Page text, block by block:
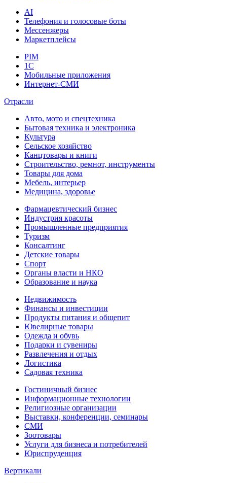
AI
Телефония и голосовые боты
Мессенжеры
Маркетплейсы
PIM
1C
Мобильные приложения
Интернет-СМИ
Отрасли
Авто, мото и спецтехника
Бытовая техника и электроника
Культура
Сельское хозяйство
Канцтовары и книги
Строительство, ремнот, инструменты
Товары для дома
Мебель, интерьер
Медицина, здоровье
Фармацевтический бизнес
Индустрия красоты
Промышленные предприятия
Туризм
Консалтинг
Детские товары
Спорт
Органы власти и НКО
Образование и наука
Недвижимость
Финансы и инвестиции
Продукты питания и общепит
Ювелирные товары
Одежда и обувь
Подарки и сувениры
Развлечения и отдых
Логистика
Садовая техника
Гостиничный бизнес
Информационные технологии
Религиозные организации
Выставки, конференции, семинары
СМИ
Зоотовары
Услуги для бизнеса и потребителей
Юриспруденция
Вертикали